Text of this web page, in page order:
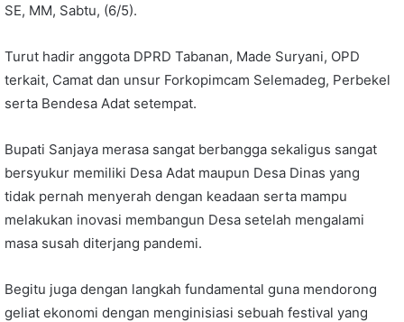
SE, MM, Sabtu, (6/5).
Turut hadir anggota DPRD Tabanan, Made Suryani, OPD
terkait, Camat dan unsur Forkopimcam Selemadeg, Perbekel
serta Bendesa Adat setempat.
Bupati Sanjaya merasa sangat berbangga sekaligus sangat
bersyukur memiliki Desa Adat maupun Desa Dinas yang
tidak pernah menyerah dengan keadaan serta mampu
melakukan inovasi membangun Desa setelah mengalami
masa susah diterjang pandemi.
Begitu juga dengan langkah fundamental guna mendorong
geliat ekonomi dengan menginisiasi sebuah festival yang